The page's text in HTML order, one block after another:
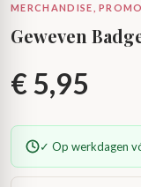
MERCHANDISE,
Geweven
€5,95
✓ Op werkdagen